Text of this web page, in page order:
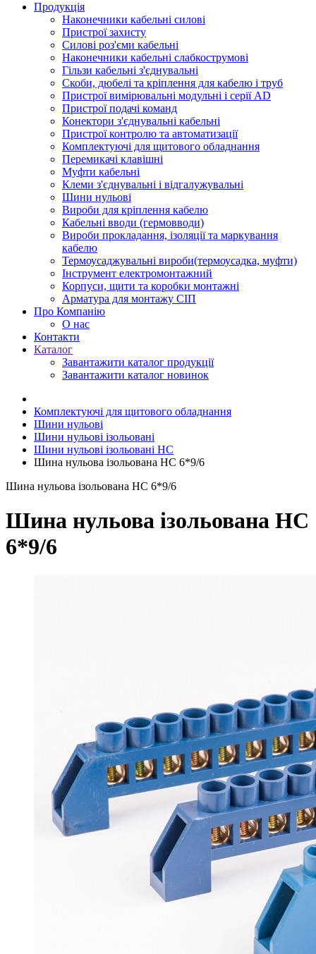
Продукція
Наконечники кабельні силові
Пристрої захисту
Силові роз'єми кабельні
Наконечники кабельні слабкострумові
Гільзи кабельні з'єднувальні
Скоби, дюбелі та кріплення для кабелю і труб
Пристрої вимірювальні модульні і серії AD
Пристрої подачі команд
Конектори з'єднувальні кабельні
Пристрої контролю та автоматизації
Комплектуючі для щитового обладнання
Перемикачі клавішні
Муфти кабельні
Клеми з'єднувальні і відгалужувальні
Шини нульові
Вироби для кріплення кабелю
Кабельні вводи (гермовводи)
Вироби прокладання, iзоляції та маркування
кабелю
Термоусаджувальні вироби(термоусадка, муфти)
Інструмент електромонтажний
Корпуси, щити та коробки монтажні
Арматура для монтажу СІП
Про Компанію
О нас
Контакти
Каталог
Завантажити каталог продукції
Завантажити каталог новинок
Комплектуючі для щитового обладнання
Шини нульові
Шини нульові ізольовані
Шини нульові ізольовані НС
Шина нульова ізольована HC 6*9/6
Шина нульова ізольована HC 6*9/6
Шина нульова ізольована HC
6*9/6